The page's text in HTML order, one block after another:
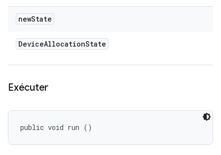
newState
DeviceAllocationState
Exécuter
public void run ()